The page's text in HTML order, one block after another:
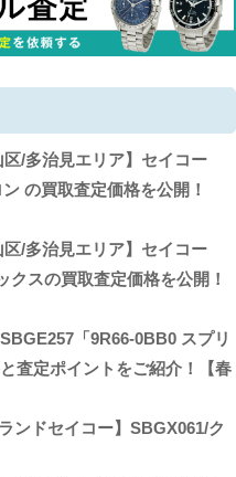
区/多治見エリア】セイコー
の買取査定価格を公開！
区/多治見エリア】セイコー
クスの買取査定価格を公開！
「9R66-0BB0 スプリ
査定ポイントをご紹介！【春
ドセイコー】SBGX061/ク